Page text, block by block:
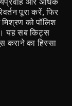
पूरा करें, फिर
मिश्रण को पॉलिश
यह सब किट्स
कराने का हिस्सा